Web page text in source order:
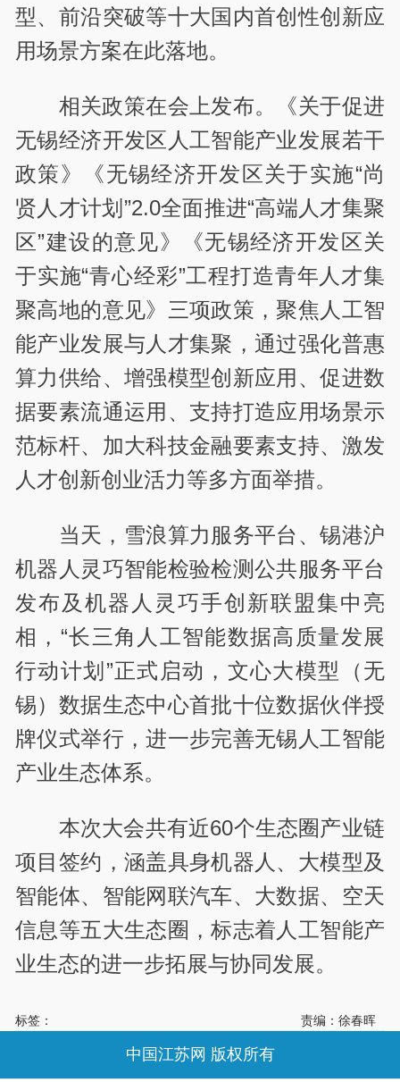
型、前沿突破等十大国内首创性创新应
用场景方案在此落地。
相关政策在会上发布。《关于促进
无锡经济开发区人工智能产业发展若干
政策》《无锡经济开发区关于实施“尚
贤人才计划”2.0全面推进“高端人才集聚
区”建设的意见》《无锡经济开发区关
于实施“青心经彩”工程打造青年人才集
聚高地的意见》三项政策，聚焦人工智
能产业发展与人才集聚，通过强化普惠
算力供给、增强模型创新应用、促进数
据要素流通运用、支持打造应用场景示
范标杆、加大科技金融要素支持、激发
人才创新创业活力等多方面举措。
当天，雪浪算力服务平台、锡港沪
机器人灵巧智能检验检测公共服务平台
发布及机器人灵巧手创新联盟集中亮
相，“长三角人工智能数据高质量发展
行动计划”正式启动，文心大模型（无
锡）数据生态中心首批十位数据伙伴授
牌仪式举行，进一步完善无锡人工智能
产业生态体系。
本次大会共有近60个生态圈产业链
项目签约，涵盖具身机器人、大模型及
智能体、智能网联汽车、大数据、空天
信息等五大生态圈，标志着人工智能产
业生态的进一步拓展与协同发展。
标签： 责编：徐春晖
中国江苏网 版权所有